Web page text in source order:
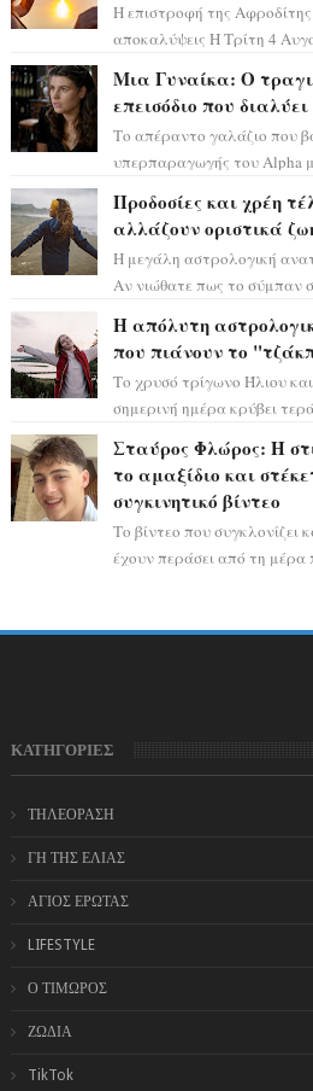
Η επιστροφή της Αφροδίτης
αποκαλύψεις Η Τρίτη 4
Μια Γυναίκα: Ο
επεισόδιο που
Το απέραντο γαλάζιο που
υπερπαραγωγής του Alpha
Προδοσίες και χρέη
αλλάζουν οριστικά
Η μεγάλη αστρολογική
Αν νιώθατε πως το σύμπαν
Η απόλυτη
που πιάνουν το
Το χρυσό τρίγωνο Ήλιου
σημερινή ημέρα κρύβει
Σταύρος Φλώρος: Η
το αμαξίδιο και
συγκινητικό βίντεο
Το βίντεο που συγκλονίζει
έχουν περάσει από τη
ΚΑΤΗΓΟΡΙΕΣ
ΤΗΛΕΟΡΑΣΗ
ΓΗ ΤΗΣ ΕΛΙΑΣ
ΑΓΙΟΣ ΕΡΩΤΑΣ
LIFESTYLE
Ο ΤΙΜΩΡΟΣ
ΖΩΔΙΑ
TikTok